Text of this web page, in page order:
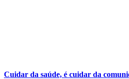
Cuidar da saúde, é cuidar da